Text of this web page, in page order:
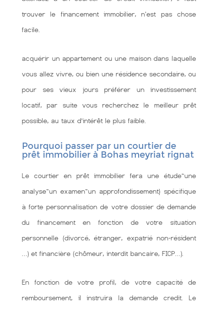
trouver le financement immobilier, n'est pas chose
facile.
acquérir un appartement ou une maison dans laquelle
vous allez vivre, ou bien une résidence secondaire, ou
pour ses vieux jours préférer un investissement
locatif, par suite vous recherchez le meilleur prêt
possible, au taux d’intérêt le plus faible.
Pourquoi passer par un courtier de
prêt immobilier à Bohas meyriat rignat
Le courtier en prêt immobilier fera une étude~une
analyse~un examen~un approfondissement} spécifique
à forte personnalisation de votre dossier de demande
du financement en fonction de votre situation
personnelle (divorcé, étranger, expatrié non-résident
…) et financière (chômeur, interdit bancaire, FICP…).
En fonction de votre profil, de votre capacité de
remboursement, il instruira la demande credit. Le